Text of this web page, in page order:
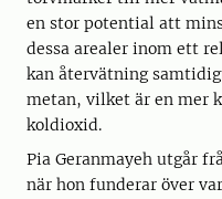
en stor potential att
dessa arealer inom ett
kan återvätning
metan, vilket är en mer
koldioxid.
Pia Geranmayeh utgår
när hon funderar över